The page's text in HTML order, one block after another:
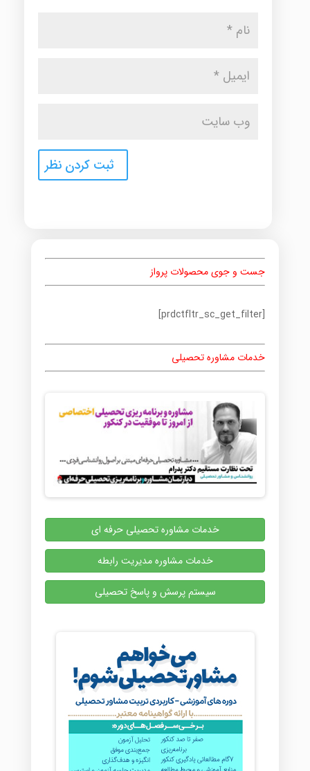
جست و جوی محصولات پرواز
[prdctfltr_sc_get_filter]
خدمات مشاوره تحصیلی
خدمات مشاوره تحصیلی حرفه ای
خدمات مشاوره مدیریت رابطه
سیستم پرسش و پاسخ تحصیلی